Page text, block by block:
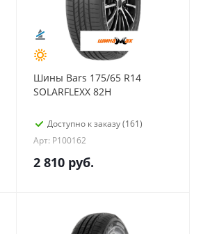
Шины Bars 175/65 R14
SOLARFLEXX 82H
Доступно к заказу (161)
Арт: P100162
2 810 руб.